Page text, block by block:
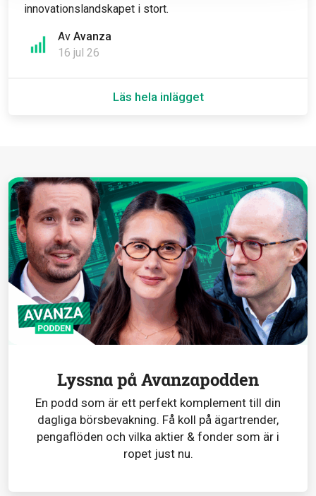
Av Avanza
16 jul 26
innovationslandskapet i stort.
Läs hela inlägget
Lyssna på Avanzapodden
En podd som är ett perfekt komplement till din
dagliga börsbevakning. Få koll på ägartrender,
pengaflöden och vilka aktier & fonder som är i
ropet just nu.